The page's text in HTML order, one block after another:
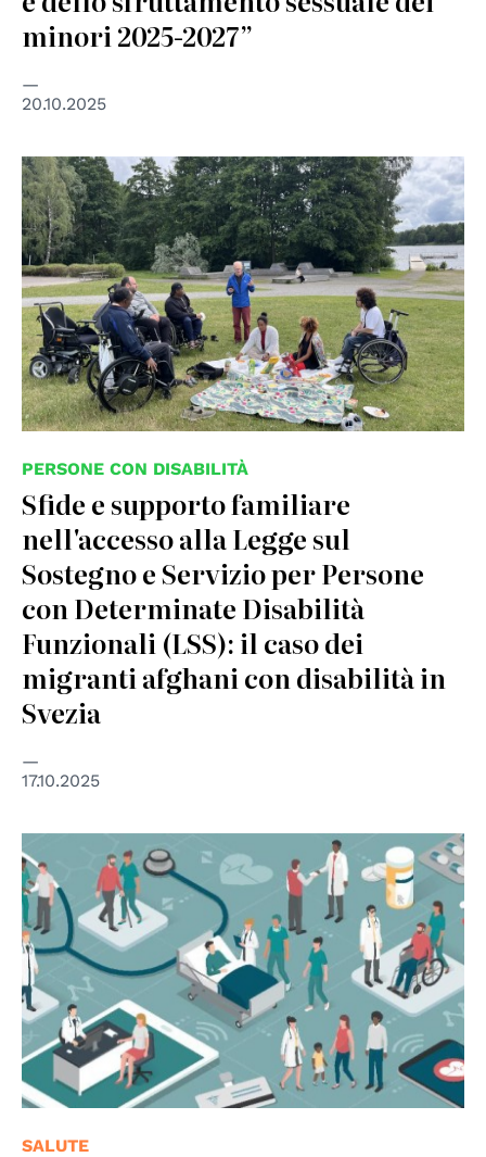
minori 2025-2027”
20.10.2025
© Disabled Refugees Welcome in Stockholm, Sweden,
used under permission
PERSONE CON DISABILITÀ
Sfide e supporto familiare
nell'accesso alla Legge sul
Sostegno e Servizio per Persone
con Determinate Disabilità
Funzionali (LSS): il caso dei
migranti afghani con disabilità in
Svezia
17.10.2025
© Banca dati UniPD
SALUTE